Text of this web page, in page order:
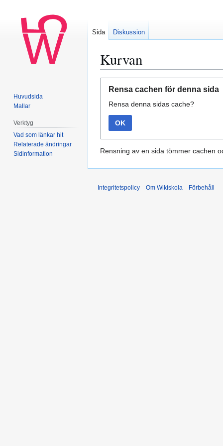
Kurvan
navigering
sök
Rensa cachen för denna sida
Rensa denna sidas cache?
OK
Rensning av en sida tömmer cachen
Sida Diskussion
Huvudsida
Mallar
Verktyg
Vad som länkar hit
Relaterade ändringar
Sidinformation
Integritetspolicy Om Wikiskola Förbehåll